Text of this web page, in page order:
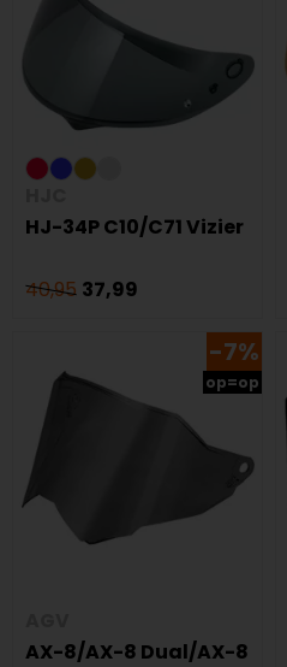
HJ-34P C10/C71 Vizier
40,95 37,99
-7%
op=op
AX-8/AX-8 Dual/AX-8